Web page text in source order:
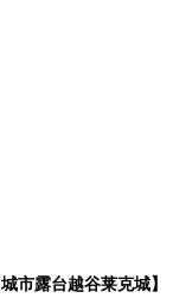
市露台越谷莱克城】